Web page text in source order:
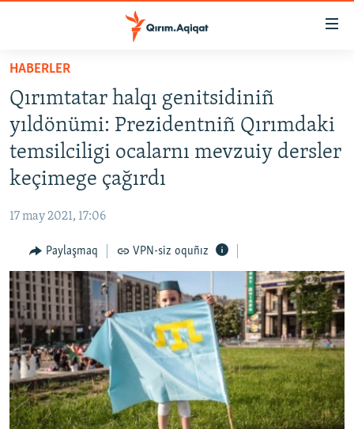
Esas
qaytmaq
Baş
navigatsiyağa
qaytmaq
Qıdıruvğa
SİYASET
İQTİSADİYAT
CEMİYET
İNSAN AQLARI
VİDEO
SÜRET
BLOGLAR
FİKİR
Русский
Українською
HABERLER
Qırımtatar halqı genitsidiniñ
yıldönümi: Prezidentniñ Qırımdaki
temsilciligi ocalarnı mevzuiy dersler
keçimege çağırdı
17 may 2021, 17:06
Paylaşmaq VPN-siz oquñız